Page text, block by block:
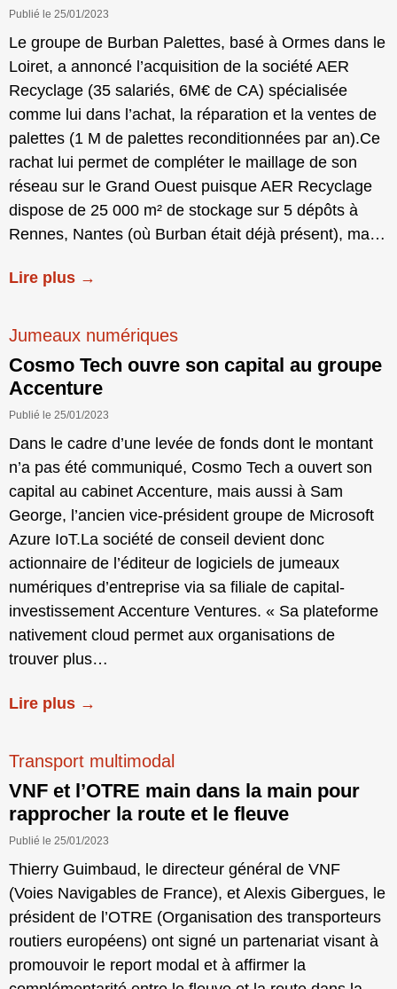
Publié le 25/01/2023
Le groupe de Burban Palettes, basé à Ormes dans le
Loiret, a annoncé l’acquisition de la société AER
Recyclage (35 salariés, 6M€ de CA) spécialisée
comme lui dans l’achat, la réparation et la ventes de
palettes (1 M de palettes reconditionnées par an).Ce
rachat lui permet de compléter le maillage de son
réseau sur le Grand Ouest puisque AER Recyclage
dispose de 25 000 m² de stockage sur 5 dépôts à
Rennes, Nantes (où Burban était déjà présent), ma…
Lire plus →
Jumeaux numériques
Cosmo Tech ouvre son capital au groupe
Accenture
Publié le 25/01/2023
Dans le cadre d’une levée de fonds dont le montant
n’a pas été communiqué, Cosmo Tech a ouvert son
capital au cabinet Accenture, mais aussi à Sam
George, l’ancien vice-président groupe de Microsoft
Azure IoT.La société de conseil devient donc
actionnaire de l’éditeur de logiciels de jumeaux
numériques d’entreprise via sa filiale de capital-
investissement Accenture Ventures. « Sa plateforme
nativement cloud permet aux organisations de
trouver plus…
Lire plus →
Transport multimodal
VNF et l’OTRE main dans la main pour
rapprocher la route et le fleuve
Publié le 25/01/2023
Thierry Guimbaud, le directeur général de VNF
(Voies Navigables de France), et Alexis Gibergues, le
président de l’OTRE (Organisation des transporteurs
routiers européens) ont signé un partenariat visant à
promouvoir le report modal et à affirmer la